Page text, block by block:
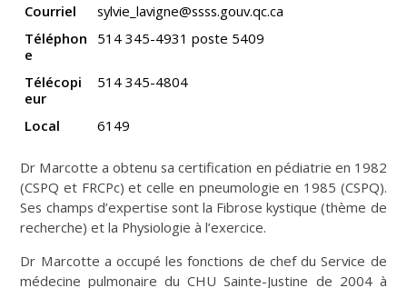
Courriel
sylvie_lavigne@ssss.gouv.qc.ca
Téléphon
e
514 345-4931 poste 5409
Télécopi
eur
514 345-4804
Local 6149
Dr Marcotte a obtenu sa certification en pédiatrie en 1982
(CSPQ et FRCPc) et celle en pneumologie en 1985 (CSPQ).
Ses champs d’expertise sont la Fibrose kystique (thème de
recherche) et la Physiologie à l’exercice.
Dr Marcotte a occupé les fonctions de chef du Service de
médecine pulmonaire du CHU Sainte-Justine de 2004 à